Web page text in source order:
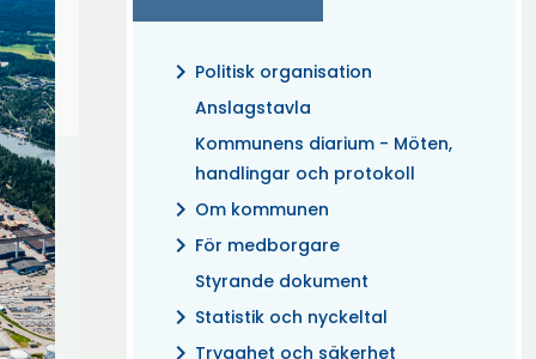
chevron_right Politisk organisation
Anslagstavla
Kommunens diarium - Möten,
handlingar och protokoll
chevron_right Om kommunen
chevron_right För medborgare
Styrande dokument
chevron_right Statistik och nyckeltal
chevron_right Trygghet och säkerhet